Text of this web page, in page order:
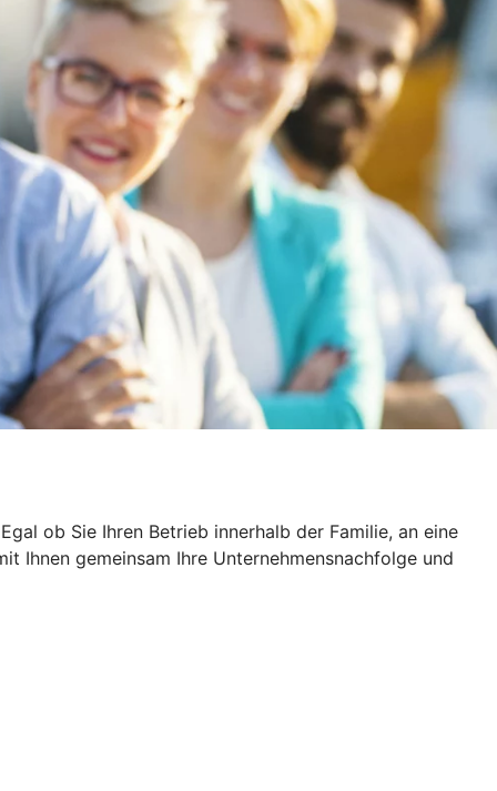
ob Sie Ihren Betrieb innerhalb der Familie, an eine
Ihnen gemeinsam Ihre Unternehmensnachfolge und